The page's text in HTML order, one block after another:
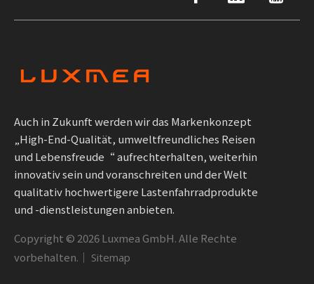
Auch in Zukunft werden wir das Markenkonzept
„High-End-Qualität, umweltfreundliches Reisen
und Lebensfreude“ aufrechterhalten, weiterhin
innovativ sein und voranschreiten und der Welt
qualitativ hochwertigere Lastenfahrradprodukte
und -dienstleistungen anbieten.
Copyright © 2026Luxmea GmbH. Alle Rechte
vorbehalten.｜ Sitemap